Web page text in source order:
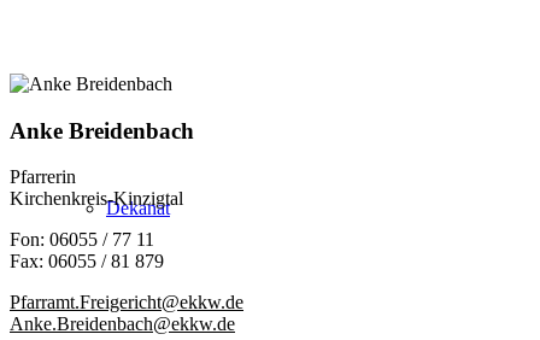
Dekanat
Anke Breidenbach
Pfarrerin
Kirchenkreis-Kinzigtal
Fon: 06055 / 77 11
Fax: 06055 / 81 879
Pfarramt.Freigericht@ekkw.de
Anke.Breidenbach@ekkw.de